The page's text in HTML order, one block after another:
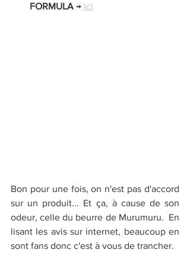
FORMULA → Ici
Bon pour une fois, on n'est pas d'accord
sur un produit... Et ça, à cause de son
odeur, celle du beurre de Murumuru.  En
lisant les avis sur internet, beaucoup en
sont fans donc c'est à vous de trancher.